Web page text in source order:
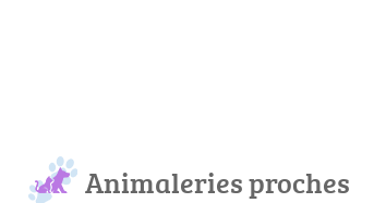
Animaleries proches